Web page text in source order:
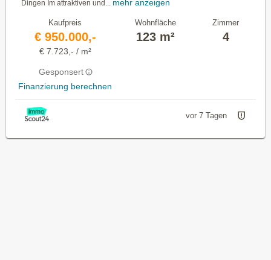
Dingen Im attraktiven und...
mehr anzeigen
Kaufpreis
€ 950.000,-
€ 7.723,- / m²
Gesponsert
Finanzierung berechnen
Wohnfläche
123 m²
Zimmer
4
vor 7 Tagen